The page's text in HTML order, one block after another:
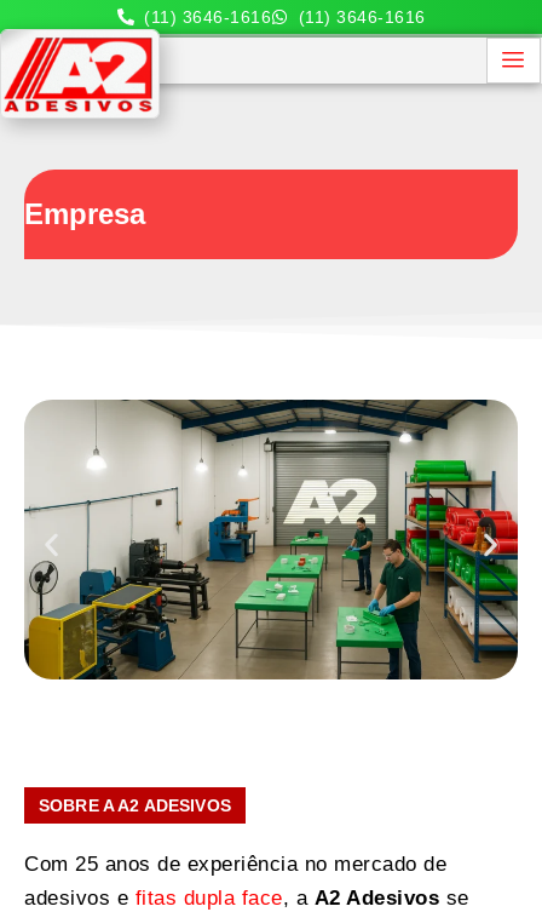
(11) 3646-1616 (11) 3646-1616
Empresa
SOBRE A A2 ADESIVOS
Com 25 anos de experiência no mercado de
adesivos e fitas dupla face, a A2 Adesivos se